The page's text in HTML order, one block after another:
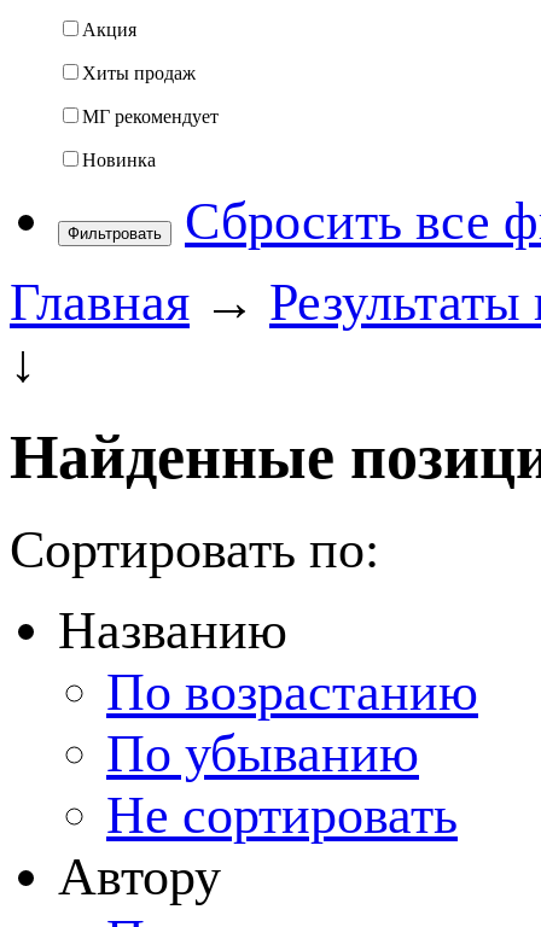
Акция
Хиты продаж
МГ рекомендует
Новинка
Фильтровать
Сбросить все
Главная →
↓
Найденные
Сортировать по:
Названию
По возрастанию
По убыванию
Не сортировать
Автору